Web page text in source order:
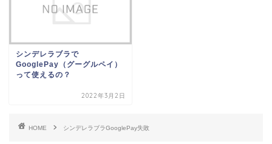
シンデレラブラで
GooglePay（グーグルペイ）
って使えるの？
2022年3月2日
HOME シンデレラブラGooglePay失敗